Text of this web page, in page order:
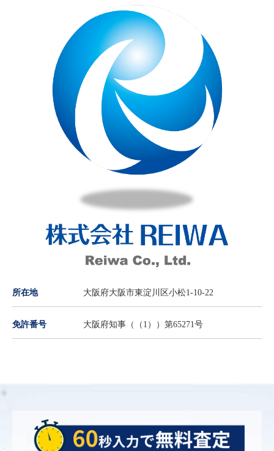
所在地 大阪府大阪市東淀川区小松1-10-22
免許番号 大阪府知事（（1））第65271号